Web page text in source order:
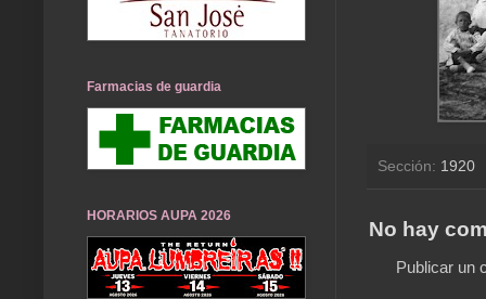
Sección: 1920
No hay
Publicar un
Farmacias de guardia
HORARIOS AUPA 2026